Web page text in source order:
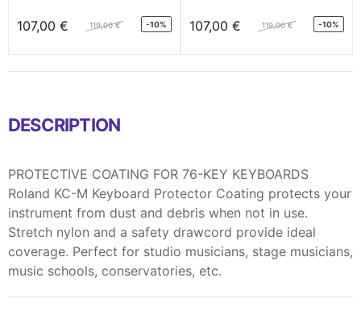
107,00 € 119,00 € -10% 107,00 € 119,00 € -10%
DESCRIPTION
PROTECTIVE COATING FOR 76-KEY KEYBOARDS
Roland KC-M Keyboard Protector Coating protects your
instrument from dust and debris when not in use.
Stretch nylon and a safety drawcord provide ideal
coverage. Perfect for studio musicians, stage musicians,
music schools, conservatories, etc.